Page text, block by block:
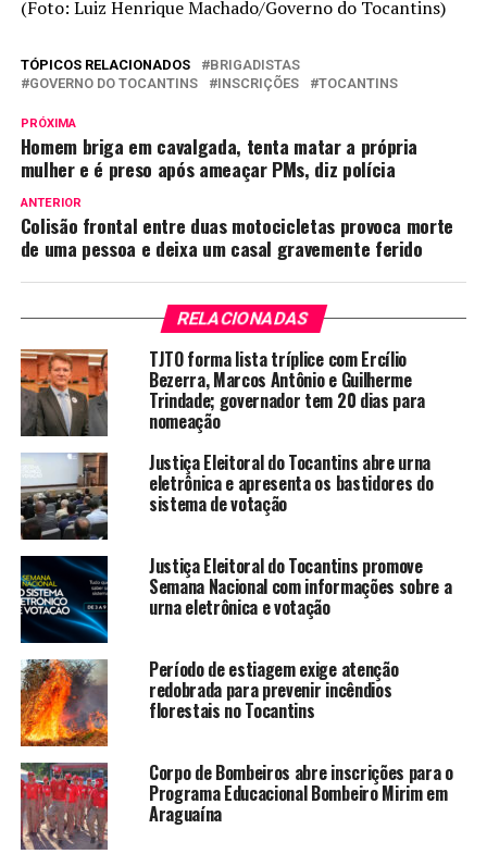
(Foto: Luiz Henrique Machado/Governo do Tocantins)
TÓPICOS RELACIONADOS
BRIGADISTAS
GOVERNO DO TOCANTINS
INSCRIÇÕES TOCANTINS
PRÓXIMA
Homem briga em cavalgada, tenta matar a própria
mulher e é preso após ameaçar PMs, diz polícia
ANTERIOR
Colisão frontal entre duas motocicletas provoca morte
de uma pessoa e deixa um casal gravemente ferido
RELACIONADAS
TJTO forma lista tríplice com Ercílio
Bezerra, Marcos Antônio e Guilherme
Trindade; governador tem 20 dias para
nomeação
Justiça Eleitoral do Tocantins abre urna
eletrônica e apresenta os bastidores do
sistema de votação
Justiça Eleitoral do Tocantins promove
Semana Nacional com informações sobre a
urna eletrônica e votação
Período de estiagem exige atenção
redobrada para prevenir incêndios
florestais no Tocantins
Corpo de Bombeiros abre inscrições para o
Programa Educacional Bombeiro Mirim em
Araguaína